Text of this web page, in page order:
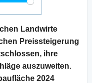
Landwirte
Preissteigerung
ihre
auszuweiten.
2024